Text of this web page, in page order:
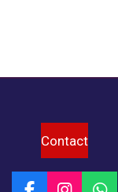
Contact